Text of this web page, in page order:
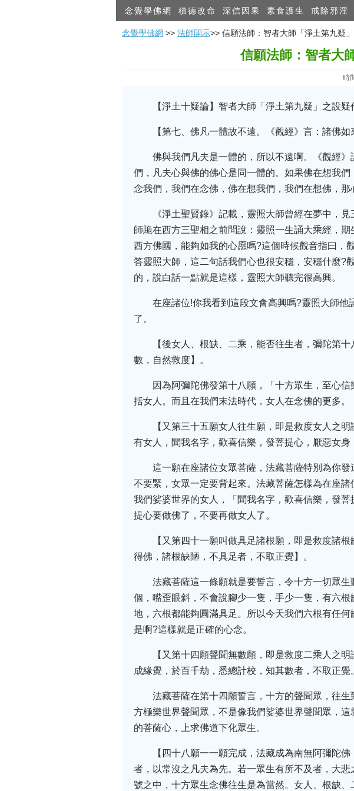
念覺學佛網 積德改命 深信因果 素食護生 戒除邪淫
念覺學佛網 >> 法師開示>> 信願法師：智者大師「淨土第九疑」
信願法師：智者大
時
【淨土十疑論】智者大師「淨土第九疑」之設疑
【第七、佛凡一體故不遠。《觀經》言：諸佛
佛與我們凡夫是一體的，所以不遠啊。《觀經
們，凡夫心與佛的佛心是同一體的。如果佛在想我
念我們，我們在念佛，佛在想我們，我們在想佛，
《淨土聖賢錄》記載，靈照大師曾經在夢中，
師跪在西方三聖相之前問說：靈照一生誦大乘經，
西方佛國，能夠如我的心愿嗎?這個時候觀音指曰，
答靈照大師，這二句話我們心也很安穩，安穩什麼?
的，說白話一點就是這樣，靈照大師聽完很高興。
在座諸位!你我看到這段文會高興嗎?靈照大師
了。
【後女人、根缺、二乘，能否往生者，彌陀第
數，自然救度】。
因為阿彌陀佛發第十八願，「十方眾生，至心
括女人。而且在我們末法時代，女人在念佛的更多。
【又第三十五願女人往生願，即是救度女人之
有女人，聞我名字，歡喜信樂，發菩提心，厭惡女身
這一願在座諸位女眾菩薩，法藏菩薩特別為你
不要緊，女眾一定要背起來。法藏菩薩怎樣為在座
我們娑婆世界的女人，「聞我名字，歡喜信樂，發
提心要做佛了，不要再做女人了。
【又第四十一願叫做具足諸根願，即是救度諸
得佛，諸根缺陋，不具足者，不取正覺】。
法藏菩薩這一條願就是要誓言，令十方一切眾
個，嘴歪眼斜，不會說腳少一隻，手少一隻，有六
地，六根都能夠圓滿具足。所以今天我們六根有任
是啊?這樣就是正確的心念。
【又第十四願聲聞無數願，即是救度二乘人之
成緣覺，於百千劫，悉總計校，知其數者，不取正覺
法藏菩薩在第十四願誓言，十方的聲聞眾，往
方極樂世界聲聞眾，不是像我們娑婆世界聲聞眾，
的菩薩心，上求佛道下化眾生。
【四十八願一一願完成，法藏成為南無阿彌陀
者，以常沒之凡夫為先。若一眾生有所不及者，大
號之中，十方眾生念佛往生是為當然。女人、根缺